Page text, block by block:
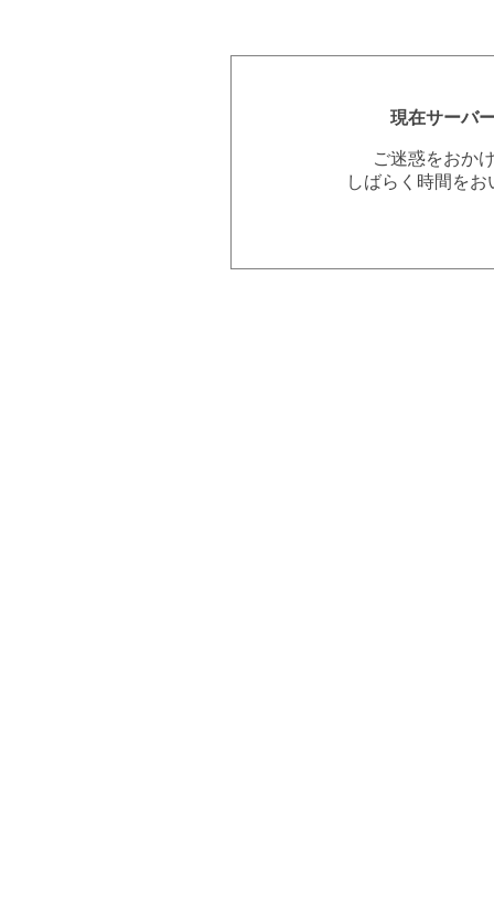
現在サーバ
ご迷惑をおか
しばらく時間を